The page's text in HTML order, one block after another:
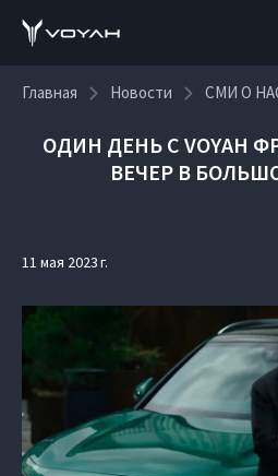
Главная Новости СМИ О
ОДИН ДЕНЬ С VOYAH
ВЕЧЕР В
11 мая 2023 г.